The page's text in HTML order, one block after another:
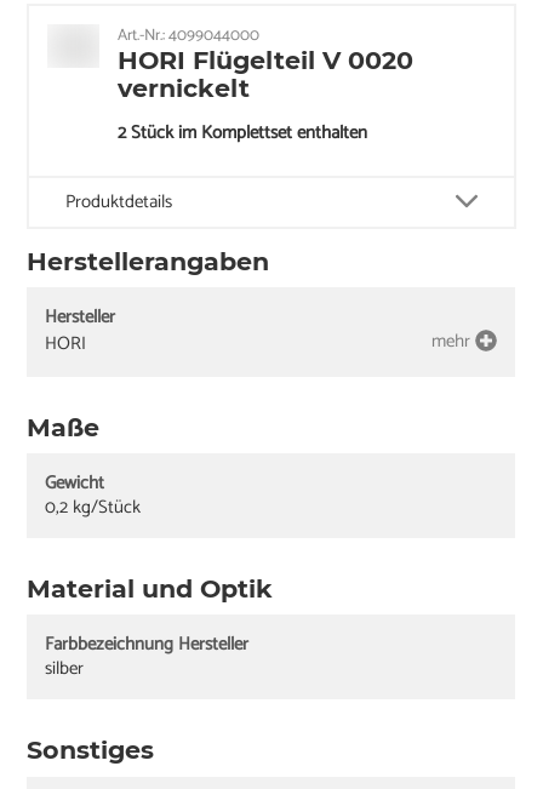
Art.-Nr.: 4099044000
HORI Flügelteil V 0020
vernickelt
2 Stück im Komplettset enthalten
Produktdetails
Herstellerangaben
Hersteller
HORI
mehr
Maße
Gewicht
0,2 kg/Stück
Material und Optik
Farbbezeichnung Hersteller
silber
Sonstiges